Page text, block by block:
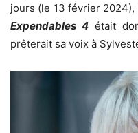
jours (le 13 février 2024),
Expendables 4 était
prêterait sa voix à